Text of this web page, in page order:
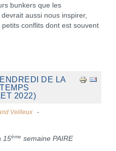
bunkers que les
aussi nous inspirer,
conflits dont est souvent
DE LA
2022)
Veilleux
15ème semaine PAIRE